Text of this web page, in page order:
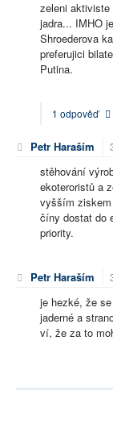
zeleni aktiviste
jadra... IMHO
Shroederova
preferujici
Putina.
1 odpověď
Petr Haraším
stěhování
ekoteroristů a
vyšším ziskem
číny dostat do
priority.
Petr Haraším
je hezké, že
jaderné a
ví, že za to